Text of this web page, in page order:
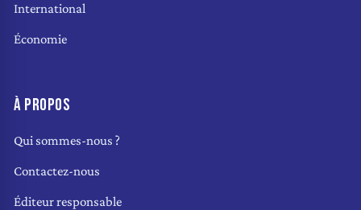
International
Économie
À PROPOS
Qui sommes-nous ?
Contactez-nous
Éditeur responsable